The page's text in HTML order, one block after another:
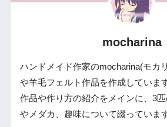
mocharina
ハンドメイド作家のmocharina(モカ
や羊毛フェルト作品を作成していま
作品や作り方の紹介をメインに、3
やメダカ、趣味について綴っています